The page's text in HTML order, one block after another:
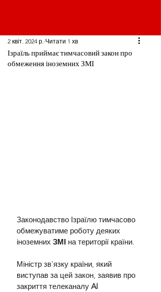
Ізраїль приймає тимчасовий закон про
обмеження іноземних ЗМІ
2 квіт. 2024 р. Читати 1 хв
Законодавство Ізраїлю тимчасово
обмежуватиме роботу деяких
іноземних ЗМІ на території країни.
Міністр зв'язку країни, який
виступав за цей закон, заявив про
закриття телеканалу Al